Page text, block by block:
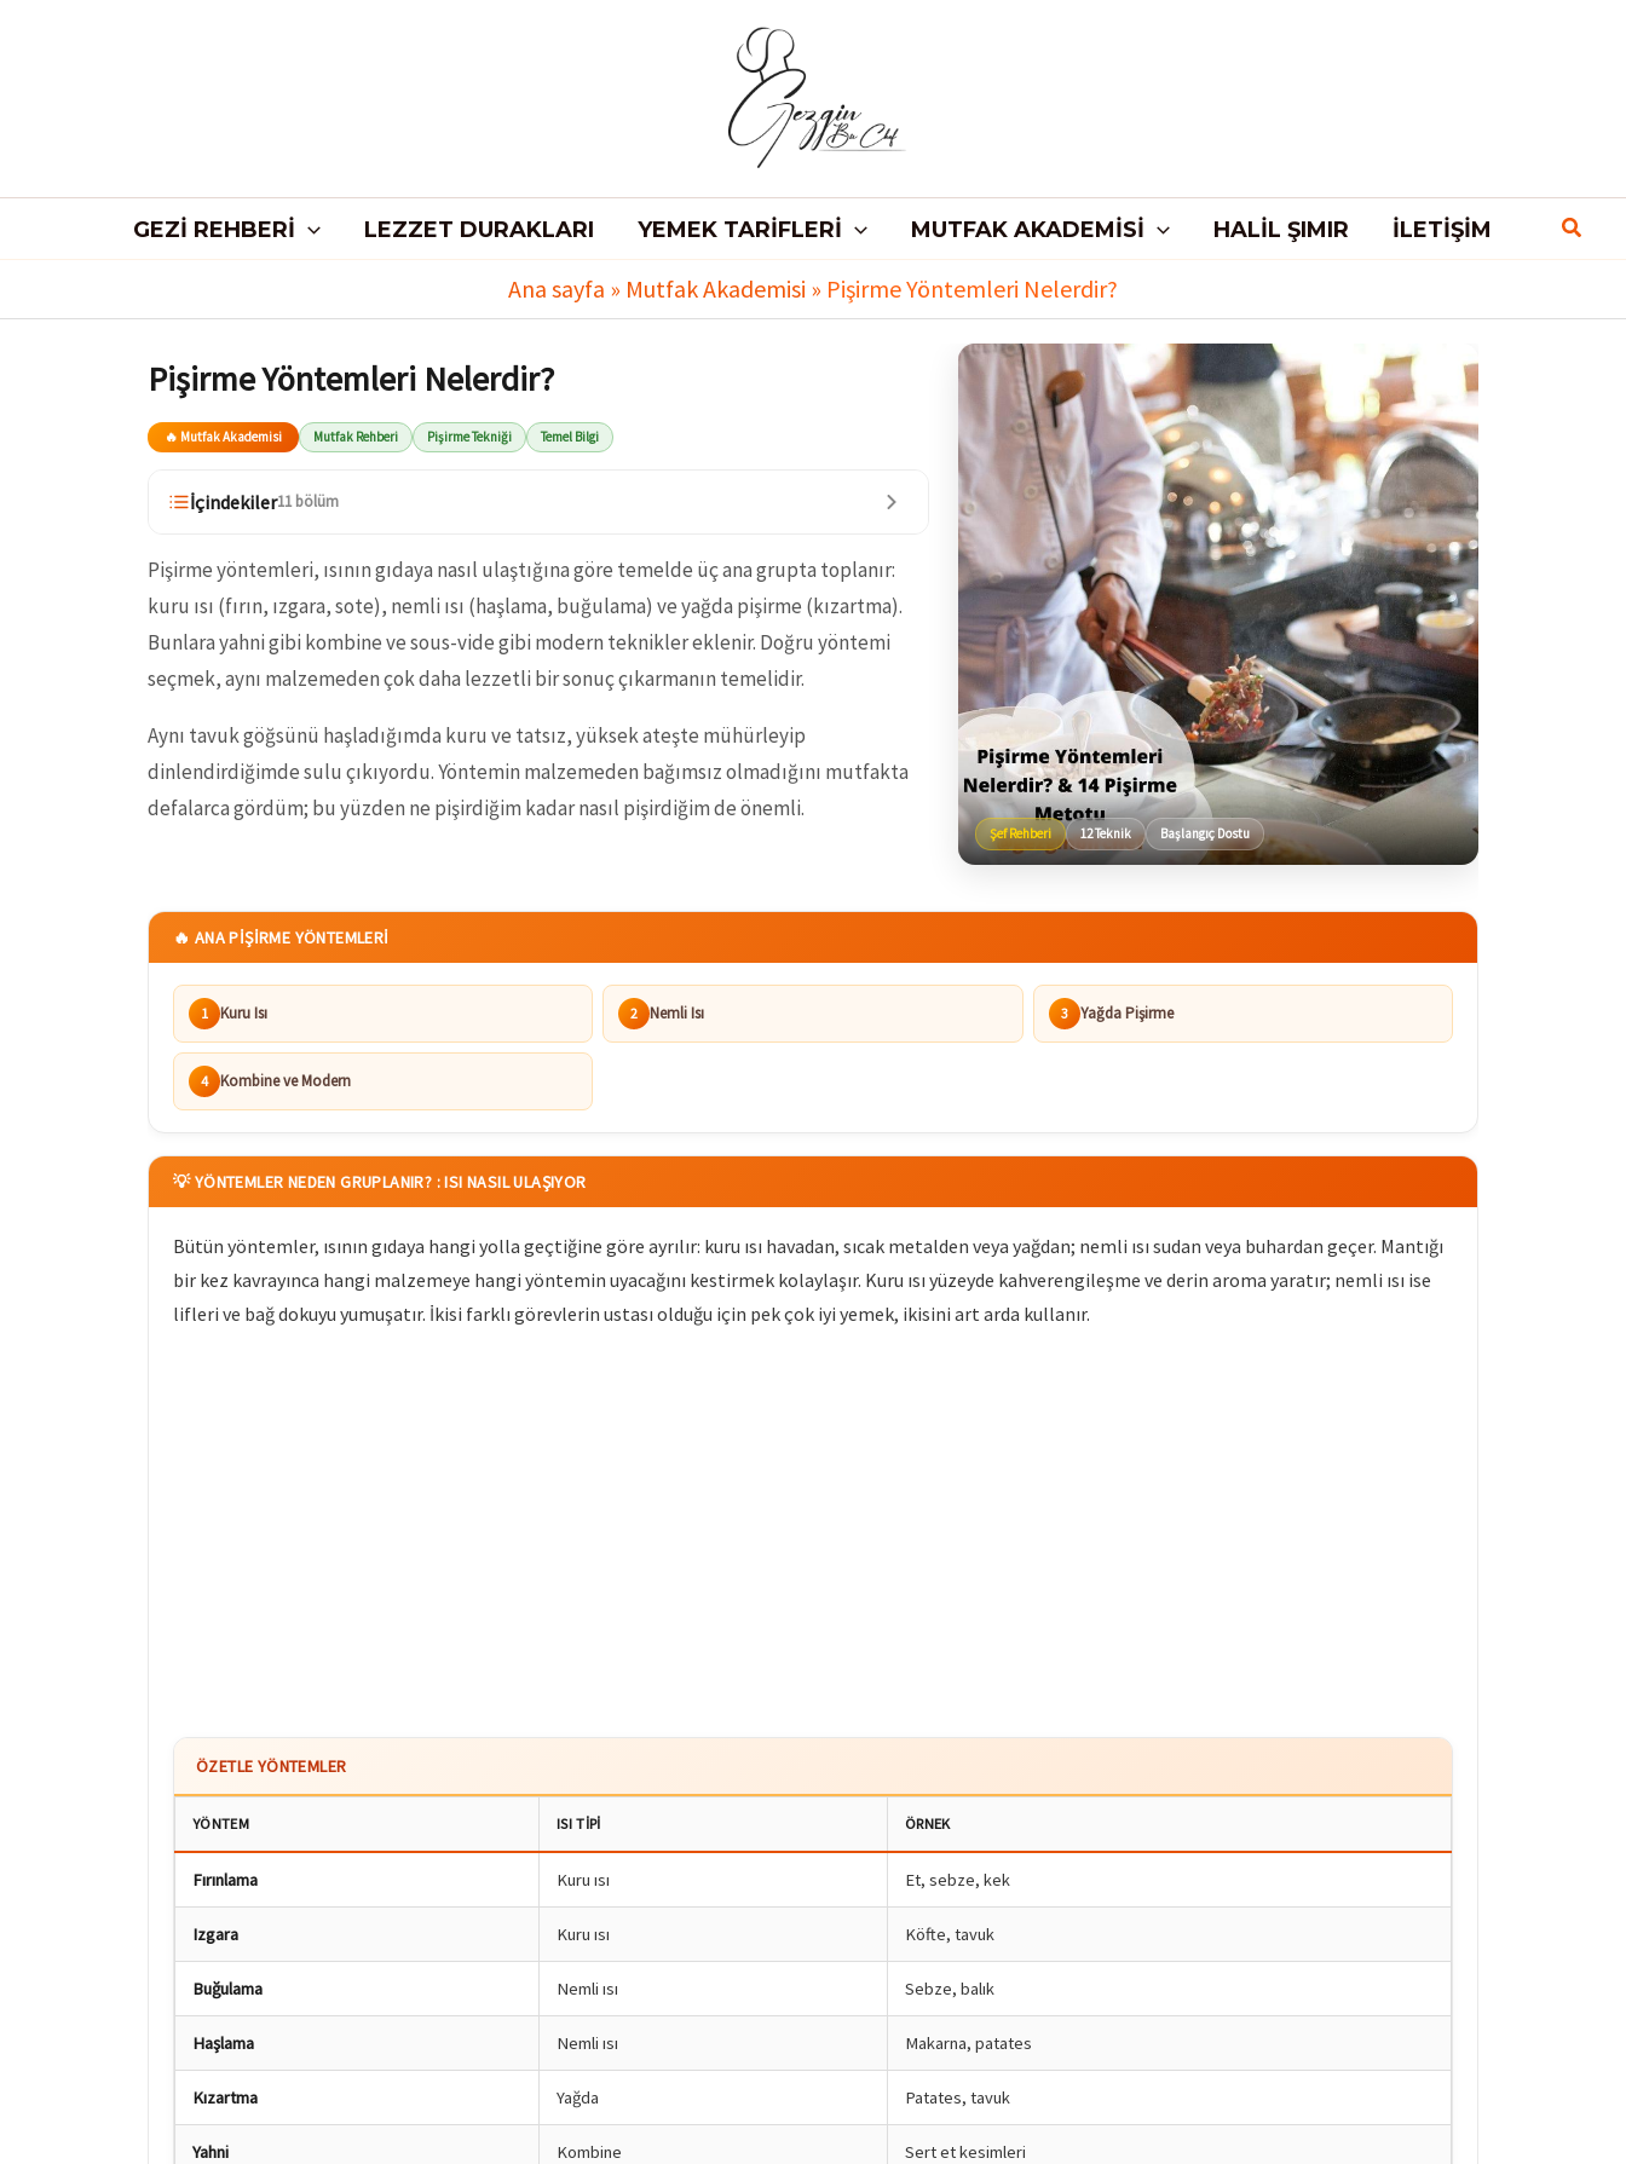
GEZI REHBERI LEZZET DURAKLARI YEMEK TARIFLERI MUTFAK AKADEMISI HALIL ŞIMIR İLETIŞIM
Ana sayfa » Mutfak Akademisi » Pişirme Yöntemleri Nelerdir?
Pişirme Yöntemleri Nelerdir?
🔥 Mutfak Akademisi Mutfak Rehberi Pişirme Tekniği Temel Bilgi
İçindekiler11 bölüm
Pişirme yöntemleri, ısının gıdaya nasıl ulaştığına göre temelde üç ana grupta toplanır:
kuru ısı (fırın, ızgara, sote), nemli ısı (haşlama, buğulama) ve yağda pişirme (kızartma).
Bunlara yahni gibi kombine ve sous-vide gibi modern teknikler eklenir. Doğru yöntemi
seçmek, aynı malzemeden çok daha lezzetli bir sonuç çıkarmanın temelidir.
Aynı tavuk göğsünü haşladığımda kuru ve tatsız, yüksek ateşte mühürleyip
dinlendirdiğimde sulu çıkıyordu. Yöntemin malzemeden bağımsız olmadığını mutfakta
defalarca gördüm; bu yüzden ne pişirdiğim kadar nasıl pişirdiğim de önemli.
Şef Rehberi 12 Teknik Başlangıç Dostu
🔥 ANA PIŞIRME YÖNTEMLERI
1 Kuru Isı 2 Nemli Isı 3 Yağda Pişirme
4 Kombine ve Modern
💡 YÖNTEMLER NEDEN GRUPLANIR? : ISI NASIL ULAŞIYOR
Bütün yöntemler, ısının gıdaya hangi yolla geçtiğine göre ayrılır: kuru ısı havadan, sıcak metalden veya yağdan; nemli ısı sudan veya buhardan geçer. Mantığı
bir kez kavrayınca hangi malzemeye hangi yöntemin uyacağını kestirmek kolaylaşır. Kuru ısı yüzeyde kahverengileşme ve derin aroma yaratır; nemli ısı ise
lifleri ve bağ dokuyu yumuşatır. İkisi farklı görevlerin ustası olduğu için pek çok iyi yemek, ikisini art arda kullanır.
ÖZETLE YÖNTEMLER
YÖNTEM ISI TIPI ÖRNEK
Fırınlama Kuru ısı Et, sebze, kek
Izgara Kuru ısı Köfte, tavuk
Buğulama Nemli ısı Sebze, balık
Haşlama Nemli ısı Makarna, patates
Kızartma Yağda Patates, tavuk
Yahni Kombine Sert et kesimleri